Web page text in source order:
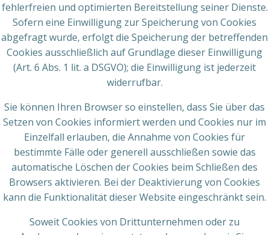
fehlerfreien und optimierten Bereitstellung seiner Dienste.
Sofern eine Einwilligung zur Speicherung von Cookies
abgefragt wurde, erfolgt die Speicherung der betreffenden
Cookies ausschließlich auf Grundlage dieser Einwilligung
(Art. 6 Abs. 1 lit. a DSGVO); die Einwilligung ist jederzeit
widerrufbar.
Sie können Ihren Browser so einstellen, dass Sie über das
Setzen von Cookies informiert werden und Cookies nur im
Einzelfall erlauben, die Annahme von Cookies für
bestimmte Fälle oder generell ausschließen sowie das
automatische Löschen der Cookies beim Schließen des
Browsers aktivieren. Bei der Deaktivierung von Cookies
kann die Funktionalität dieser Website eingeschränkt sein.
Soweit Cookies von Drittunternehmen oder zu